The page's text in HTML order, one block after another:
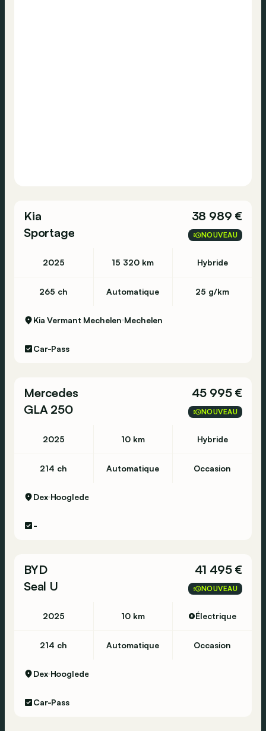
Kia
Sportage
38 989 €
NOUVEAU
2025 15 320 km Hybride
265 ch Automatique 25 g/km
Kia Vermant Mechelen Mechelen
Car-Pass
Mercedes
GLA 250
45 995 €
NOUVEAU
2025 10 km Hybride
214 ch Automatique Occasion
Dex Hooglede
-
BYD
Seal U
41 495 €
NOUVEAU
2025 10 km Électrique
214 ch Automatique Occasion
Dex Hooglede
Car-Pass